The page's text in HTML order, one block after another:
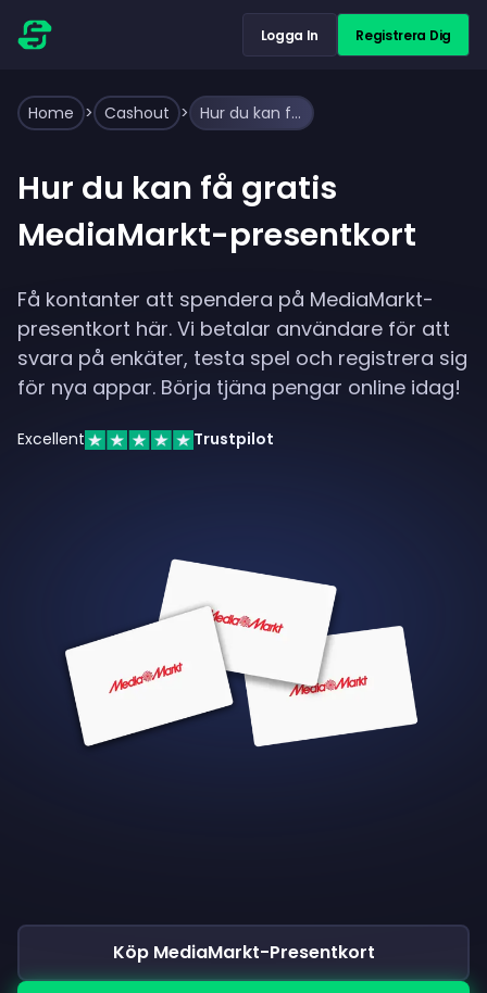
Logga In Registrera Dig
Home > Cashout > Hur du kan få gratis MediaMarkt-presentkort
Hur du kan få gratis
MediaMarkt-presentkort
Få kontanter att spendera på MediaMarkt-
presentkort här. Vi betalar användare för att
svara på enkäter, testa spel och registrera sig
för nya appar. Börja tjäna pengar online idag!
Excellent Trustpilot
Köp MediaMarkt-Presentkort